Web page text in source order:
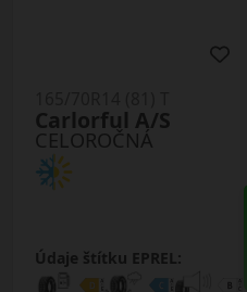
CELOROČNÁ
Carlorful A/S
Údaje štítku EPREL: